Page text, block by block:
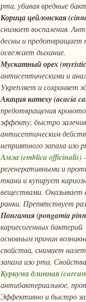
рта, убивая вредные
Корица цейлонская
снимает воспаления.
десны и предотвращает
освежает дыхание.
Мускатный орех
антисептическими и
Укрепляет и сохраняет
Акация катеху (acacia
предотвращения
эффекту, быстро
антисептическим
неприятного запаха
Амла (emblica officinalis)
регенеративными и
ткани и купирует
веществами. Оказывает
ранки. Препятствует
Понгамия (pongamia
кариесогенных
основным причин
свойства, снимает
запаха изо рта.
Куркума длинная
антибактериальное,
Эффективно и быстро